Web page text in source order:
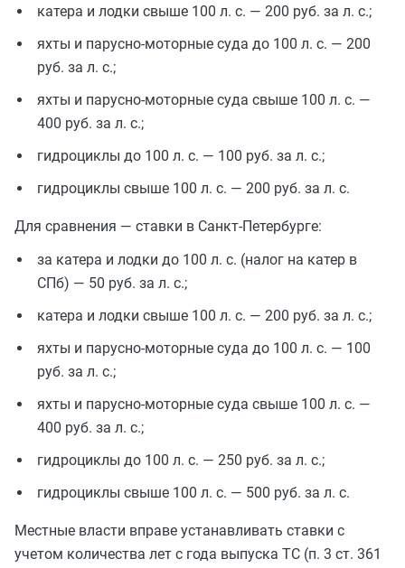
катера и лодки свыше 100 л. с. — 200 руб. за л. с.;
яхты и парусно-моторные суда до 100 л. с. — 200
руб. за л. с.;
яхты и парусно-моторные суда свыше 100 л. с. —
400 руб. за л. с.;
гидроциклы до 100 л. с. — 100 руб. за л. с.;
гидроциклы свыше 100 л. с. — 200 руб. за л. с.
Для сравнения — ставки в Санкт-Петербурге:
за катера и лодки до 100 л. с. (налог на катер в
СПб) — 50 руб. за л. с.;
катера и лодки свыше 100 л. с. — 200 руб. за л. с.;
яхты и парусно-моторные суда до 100 л. с. — 100
руб. за л. с.;
яхты и парусно-моторные суда свыше 100 л. с. —
400 руб. за л. с.;
гидроциклы до 100 л. с. — 250 руб. за л. с.;
гидроциклы свыше 100 л. с. — 500 руб. за л. с.
Местные власти вправе устанавливать ставки с
учетом количества лет с года выпуска ТС (п. 3 ст. 361